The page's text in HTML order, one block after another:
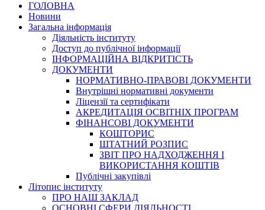
ГОЛОВНА
Новини
Загальна інформація
Діяльність інституту
Доступ до публічної інформації
ІНФОРМАЦІЙНА ВІДКРИТІСТЬ
ДОКУМЕНТИ
НОРМАТИВНО-ПРАВОВІ ДОКУМЕНТИ
Внутрішні нормативні документи
Ліцензії та сертифікати
АКРЕДИТАЦІЯ ОСВІТНІХ ПРОГРАМ
ФІНАНСОВІ ДОКУМЕНТИ
КОШТОРИС
ШТАТНИЙ РОЗПИС
ЗВІТ ПРО НАДХОДЖЕННЯ І
ВИКОРИСТАННЯ КОШТІВ
Публічні закупівлі
Літопис інституту
ПРО НАШ ЗАКЛАД
ОСНОВНІ СФЕРИ ДІЯЛЬНОСТІ